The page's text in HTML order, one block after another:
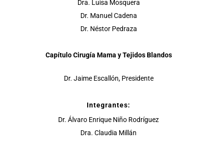
Dra. Luisa Mosquera
Dr. Manuel Cadena
Dr. Néstor Pedraza
Capítulo Cirugía Mama y Tejidos Blandos
Dr. Jaime Escallón, Presidente
Integrantes:
Dr. Álvaro Enrique Niño Rodríguez
Dra. Claudia Millán